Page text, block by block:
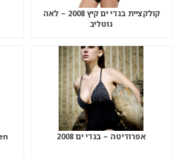
קולקציית בגדי ים קיץ 2008 – לאה
גוטליב
אפרודיטה – בגדי ים 2008